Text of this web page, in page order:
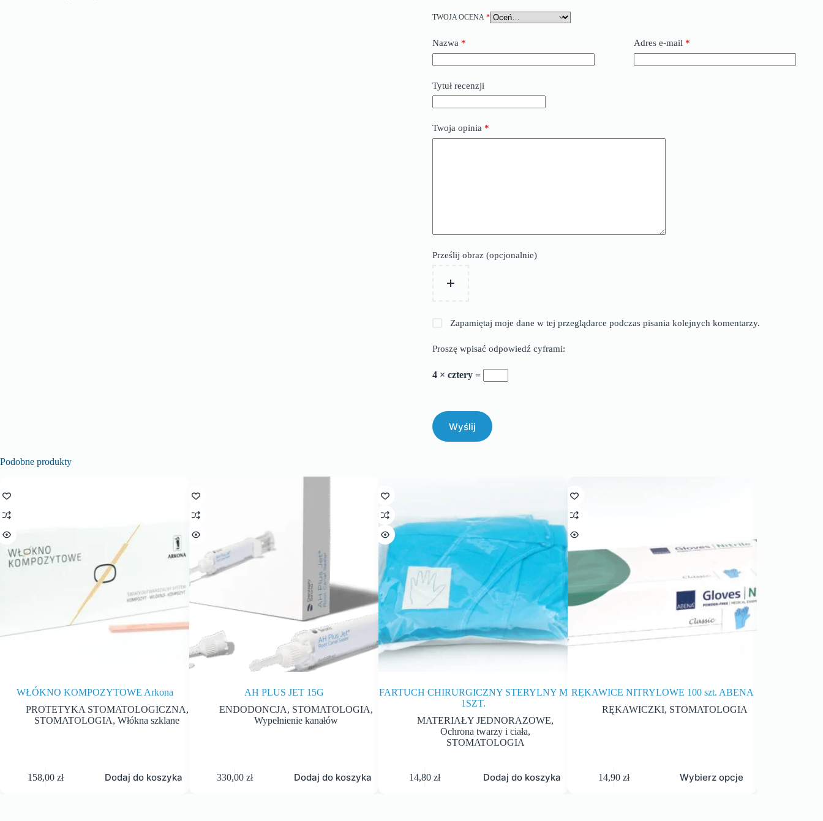
TWOJA OCENA *
Nazwa * Adres e-mail *
Tytuł recenzji
Twoja opinia *
Prześlij obraz (opcjonalnie)
Zapamiętaj moje dane w tej przeglądarce podczas pisania kolejnych komentarzy.
Proszę wpisać odpowiedź cyframi:
4 × cztery =
Wyślij
Podobne produkty
WŁÓKNO KOMPOZYTOWE Arkona
PROTETYKA STOMATOLOGICZNA,
STOMATOLOGIA,Włókna szklane
158,00zł Dodaj do koszyka
AH PLUS JET 15G
ENDODONCJA, STOMATOLOGIA,
Wypełnienie kanałów
330,00zł Dodaj do koszyka
FARTUCH CHIRURGICZNY STERYLNY M
1SZT.
MATERIAŁY JEDNORAZOWE,
Ochrona twarzy i ciała,
STOMATOLOGIA
14,80 zł Dodaj do koszyka
RĘKAWICE NITRYLOWE 100 szt. ABENA
RĘKAWICZKI, STOMATOLOGIA
14,90 zł Wybierz opcje